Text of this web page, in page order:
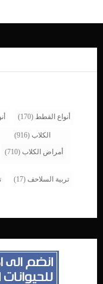
أنواع القطط (170)
الكلاب (916)
أمراض الكلاب (710)
تربية السلاحف (17)